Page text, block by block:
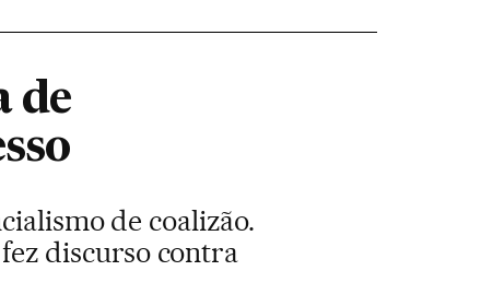
de
de coalizão.
discurso contra